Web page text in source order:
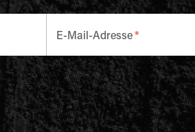
E-Mail-Adresse *